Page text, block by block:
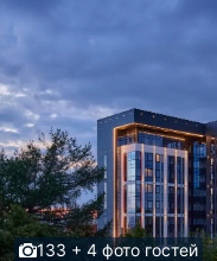
133 + 4 фото гостей